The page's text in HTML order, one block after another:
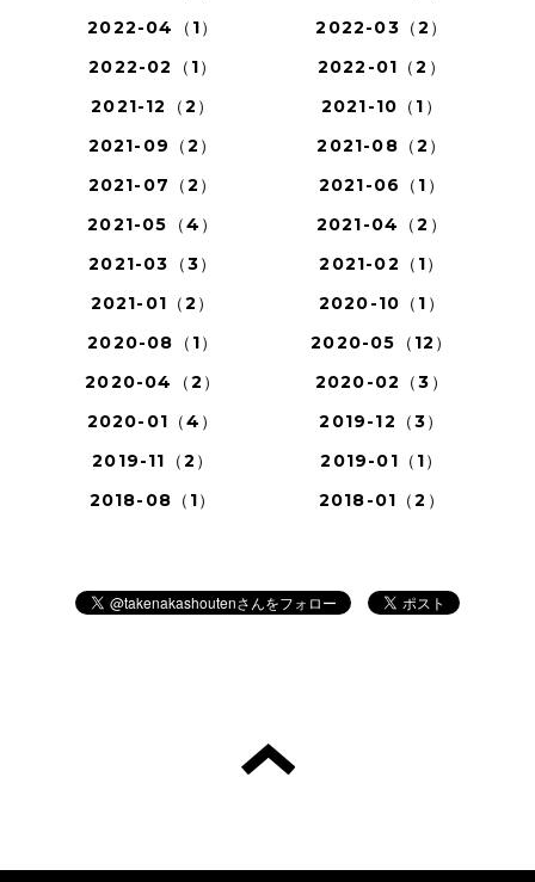
2022-04（1）
2022-03（2）
2022-02（1）
2022-01（2）
2021-12（2）
2021-10（1）
2021-09（2）
2021-08（2）
2021-07（2）
2021-06（1）
2021-05（4）
2021-04（2）
2021-03（3）
2021-02（1）
2021-01（2）
2020-10（1）
2020-08（1）
2020-05（12）
2020-04（2）
2020-02（3）
2020-01（4）
2019-12（3）
2019-11（2）
2019-01（1）
2018-08（1）
2018-01（2）